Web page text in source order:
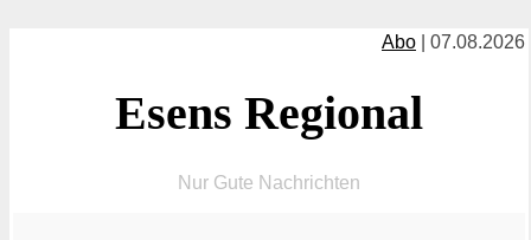
Abo | 07.08.2026
Esens Regional
Nur Gute Nachrichten